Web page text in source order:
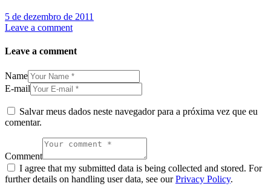
5 de dezembro de 2011
Leave a comment
Leave a comment
Name
E-mail
Salvar meus dados neste navegador para a próxima vez que eu
comentar.
Comment
I agree that my submitted data is being collected and stored. For
further details on handling user data, see ourPrivacy Policy.